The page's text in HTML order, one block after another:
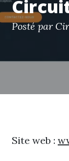
Posté par
Site web :